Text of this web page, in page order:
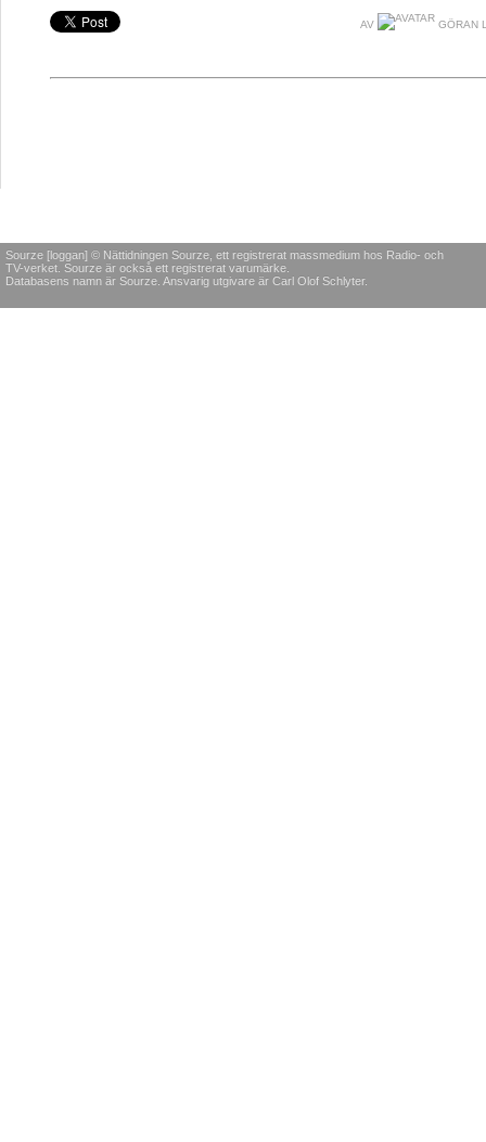
AV GÖRAN
Sourze [loggan] © Nättidningen Sourze, ett registrerat massmedium hos Radio- och
TV-verket. Sourze är också ett registrerat varumärke.
Databasens namn är Sourze. Ansvarig utgivare är Carl Olof Schlyter.